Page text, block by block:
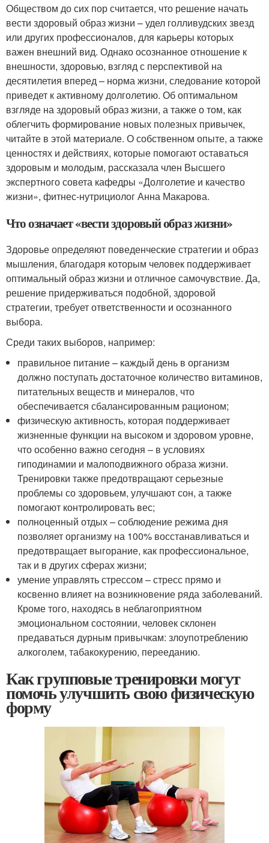
Обществом до сих пор считается, что решение начать
вести здоровый образ жизни – удел голливудских звезд
или других профессионалов, для карьеры которых
важен внешний вид. Однако осознанное отношение к
внешности, здоровью, взгляд с перспективой на
десятилетия вперед – норма жизни, следование которой
приведет к активному долголетию. Об оптимальном
взгляде на здоровый образ жизни, а также о том, как
облегчить формирование новых полезных привычек,
читайте в этой материале. О собственном опыте, а также
ценностях и действиях, которые помогают оставаться
здоровым и молодым, рассказала член Высшего
экспертного совета кафедры «Долголетие и качество
жизни», фитнес-нутрициолог Анна Макарова.
Что означает «вести здоровый образ жизни»
Здоровье определяют поведенческие стратегии и образ
мышления, благодаря которым человек поддерживает
оптимальный образ жизни и отличное самочувствие. Да,
решение придерживаться подобной, здоровой
стратегии, требует ответственности и осознанного
выбора.
Среди таких выборов, например:
правильное питание – каждый день в организм
должно поступать достаточное количество витаминов,
питательных веществ и минералов, что
обеспечивается сбалансированным рационом;
физическую активность, которая поддерживает
жизненные функции на высоком и здоровом уровне,
что особенно важно сегодня – в условиях
гиподинамии и малоподвижного образа жизни.
Тренировки также предотвращают серьезные
проблемы со здоровьем, улучшают сон, а также
помогают контролировать вес;
полноценный отдых – соблюдение режима дня
позволяет организму на 100% восстанавливаться и
предотвращает выгорание, как профессиональное,
так и в других сферах жизни;
умение управлять стрессом – стресс прямо и
косвенно влияет на возникновение ряда заболеваний.
Кроме того, находясь в неблагоприятном
эмоциональном состоянии, человек склонен
предаваться дурным привычкам: злоупотреблению
алкоголем, табакокурению, перееданию.
Как групповые тренировки могут
помочь улучшить свою физическую
форму